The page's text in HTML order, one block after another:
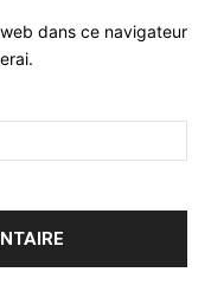
dans ce navigateur